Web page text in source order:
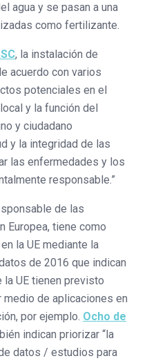
agua y se pasan a una
como fertilizante.
, la instalación de
acuerdo con varios
potenciales en el
y la función del
y ciudadano
y la integridad de las
las enfermedades y los
responsable.”
de las
Europea, tiene como
la UE mediante la
de 2016 que indican
UE tienen previsto
de aplicaciones en
por ejemplo. Ocho de
indican priorizar “la
datos / estudios para